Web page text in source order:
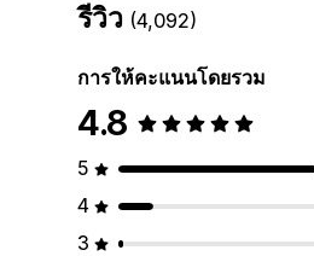
รีวิว (4,092)
การให้คะแนนโดยรวม
4.8
5
4
3